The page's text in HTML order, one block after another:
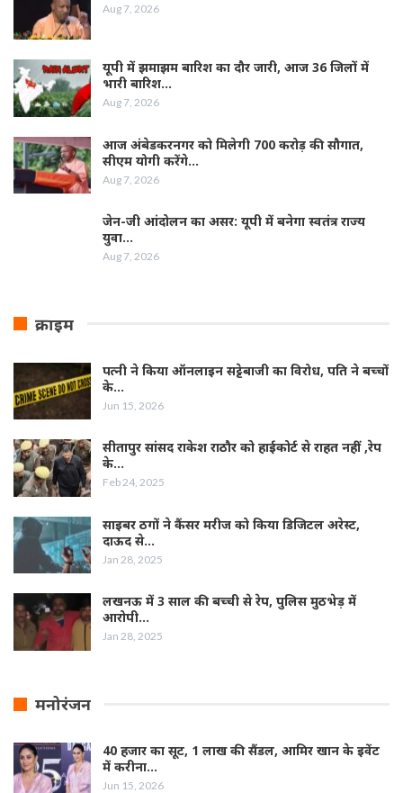
Aug 7, 2026
यूपी में झमाझम बारिश का दौर जारी, आज 36 जिलों में
भारी बारिश…
Aug 7, 2026
आज अंबेडकरनगर को मिलेगी 700 करोड़ की सौगात,
सीएम योगी करेंगे…
Aug 7, 2026
जेन-जी आंदोलन का असर: यूपी में बनेगा स्वतंत्र राज्य
युवा…
Aug 7, 2026
क्राइम
पत्नी ने किया ऑनलाइन सट्टेबाजी का विरोध, पति ने बच्चों
के…
Jun 15, 2026
सीतापुर सांसद राकेश राठौर को हाईकोर्ट से राहत नहीं ,रेप
के…
Feb 24, 2025
साइबर ठगों ने कैंसर मरीज को किया डिजिटल अरेस्ट,
दाऊद से…
Jan 28, 2025
लखनऊ में 3 साल की बच्ची से रेप, पुलिस मुठभेड़ में
आरोपी…
Jan 28, 2025
मनोरंजन
40 हजार का सूट, 1 लाख की सैंडल, आमिर खान के इवेंट
में करीना…
Jun 15, 2026